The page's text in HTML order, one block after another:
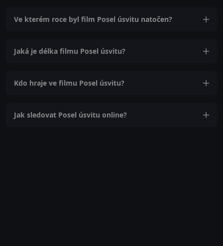
Ve kterém roce byl film Posel úsvitu natočen?
Jaká je délka filmu Posel úsvitu?
Kdo hraje ve filmu Posel úsvitu?
Jak sledovat Posel úsvitu online?